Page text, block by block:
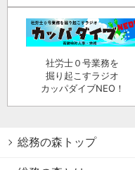
社労士０号業務を
掘り起こすラジオ
カッパダイブNEO！
総務の森トップ